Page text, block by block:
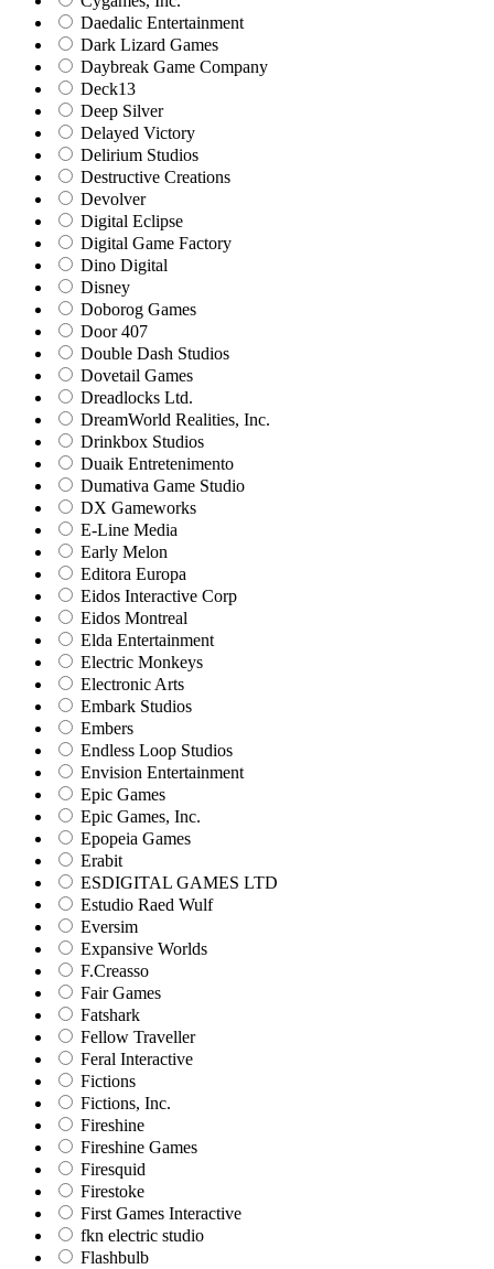
Daedalic Entertainment
Dark Lizard Games
Daybreak Game Company
Deck13
Deep Silver
Delayed Victory
Delirium Studios
Destructive Creations
Devolver
Digital Eclipse
Digital Game Factory
Dino Digital
Disney
Doborog Games
Door 407
Double Dash Studios
Dovetail Games
Dreadlocks Ltd.
DreamWorld Realities, Inc.
Drinkbox Studios
Duaik Entretenimento
Dumativa Game Studio
DX Gameworks
E-Line Media
Early Melon
Editora Europa
Eidos Interactive Corp
Eidos Montreal
Elda Entertainment
Electric Monkeys
Electronic Arts
Embark Studios
Embers
Endless Loop Studios
Envision Entertainment
Epic Games
Epic Games, Inc.
Epopeia Games
Erabit
ESDIGITAL GAMES LTD
Estudio Raed Wulf
Eversim
Expansive Worlds
F.Creasso
Fair Games
Fatshark
Fellow Traveller
Feral Interactive
Fictions
Fictions, Inc.
Fireshine
Fireshine Games
Firesquid
Firestoke
First Games Interactive
fkn electric studio
Flashbulb